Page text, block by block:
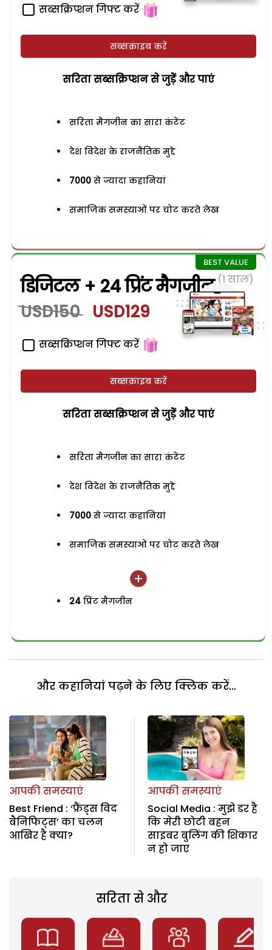
सब्सक्रिप्शन गिफ्ट करें
सब्सक्राइब करें
सरिता सब्सक्रिप्शन से जुड़ेें और पाएं
सरिता मैगजीन का सारा कंटेंट
देश विदेश के राजनैतिक मुद्दे
7000 से ज्यादा कहानियां
समाजिक समस्याओं पर चोट करते लेख
डिजिटल + 24 प्रिंट मैगजीन (1 साल)
USD150 USD129
सब्सक्रिप्शन गिफ्ट करें
सब्सक्राइब करें
सरिता सब्सक्रिप्शन से जुड़ेें और पाएं
सरिता मैगजीन का सारा कंटेंट
देश विदेश के राजनैतिक मुद्दे
7000 से ज्यादा कहानियां
समाजिक समस्याओं पर चोट करते लेख
24 प्रिंट मैगजीन
और कहानियां पढ़ने के लिए क्लिक करें...
आपकी समस्याएं
Best Friend : ‘फ्रैंड्स विद
बैनिफिट्स’ का चलन
आखिर है क्या?
आपकी समस्याएं
Social Media : मुझे डर है
कि मेरी छोटी बहन
साइबर बुलिंग की शिकार
न हो जाए
सरिता से और